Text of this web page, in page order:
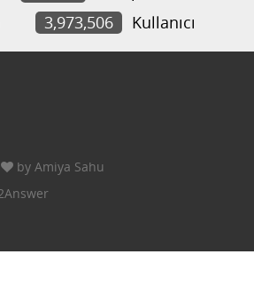
3,973,506 Kullanıcı
by Amiya Sahu